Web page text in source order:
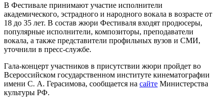
В Фестивале принимают участие исполнители
академического, эстрадного и народного вокала в возрасте от
18 до 35 лет. В состав жюри Фестиваля входят продюсеры,
популярные исполнители, композиторы, преподаватели
вокала, а также представители профильных вузов и СМИ,
уточнили в пресс-службе.
Гала-концерт участников в присутствии жюри пройдет во
Всероссийском государственном институте кинематографии
имени С. А. Герасимова, сообщается на сайте Министерства
культуры РФ.